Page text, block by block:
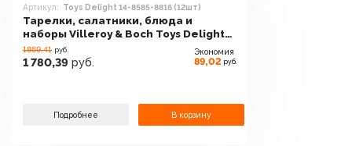
Артикул: Toys Delight 14-8585-8816 (12шт)
Тарелки, салатники, блюда и
наборы Villeroy & Boch Toys Delight
14-8585-8816 (12шт)
1869.41 руб.
1 780,39 руб.
Экономия
89,02 руб.
Подробнее В корзину